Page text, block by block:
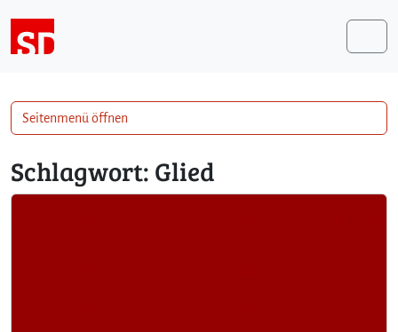
Schlagwort: Glied
Seitenmenü öffnen